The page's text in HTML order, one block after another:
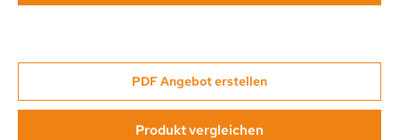
PDF Angebot erstellen
Produkt vergleichen